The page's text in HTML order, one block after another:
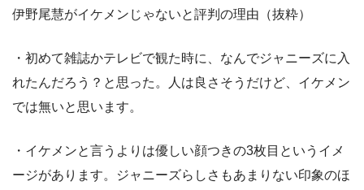
伊野尾慧がイケメンじゃないと評判の理由（抜粋）
・初めて雑誌かテレビで観た時に、なんでジャニーズに入
れたんだろう？と思った。人は良さそうだけど、イケメン
では無いと思います。
・イケメンと言うよりは優しい顔つきの3枚目というイメ
ージがあります。ジャニーズらしさもあまりない印象のほ